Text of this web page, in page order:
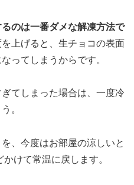
のは一番ダメな解凍方法で
上げると、生チョコの表面
ってしまうからです。
てしまった場合は、一度冷
。
、今度はお部屋の涼しいと
かけて常温に戻します。